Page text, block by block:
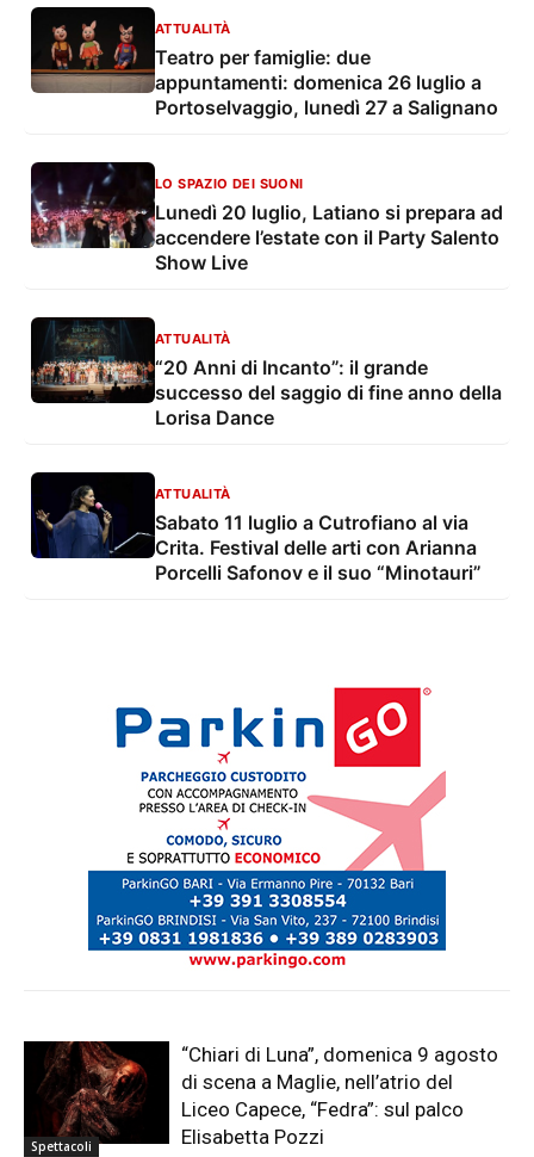
ATTUALITÀ
Teatro per famiglie: due
appuntamenti: domenica 26 luglio a
Portoselvaggio, lunedì 27 a Salignano
LO SPAZIO DEI SUONI
Lunedì 20 luglio, Latiano si prepara ad
accendere l’estate con il Party Salento
Show Live
ATTUALITÀ
“20 Anni di Incanto”: il grande
successo del saggio di fine anno della
Lorisa Dance
ATTUALITÀ
Sabato 11 luglio a Cutrofiano al via
Crita. Festival delle arti con Arianna
Porcelli Safonov e il suo “Minotauri”
Spettacoli
“Chiari di Luna”, domenica 9 agosto
di scena a Maglie, nell’atrio del
Liceo Capece, “Fedra”: sul palco
Elisabetta Pozzi